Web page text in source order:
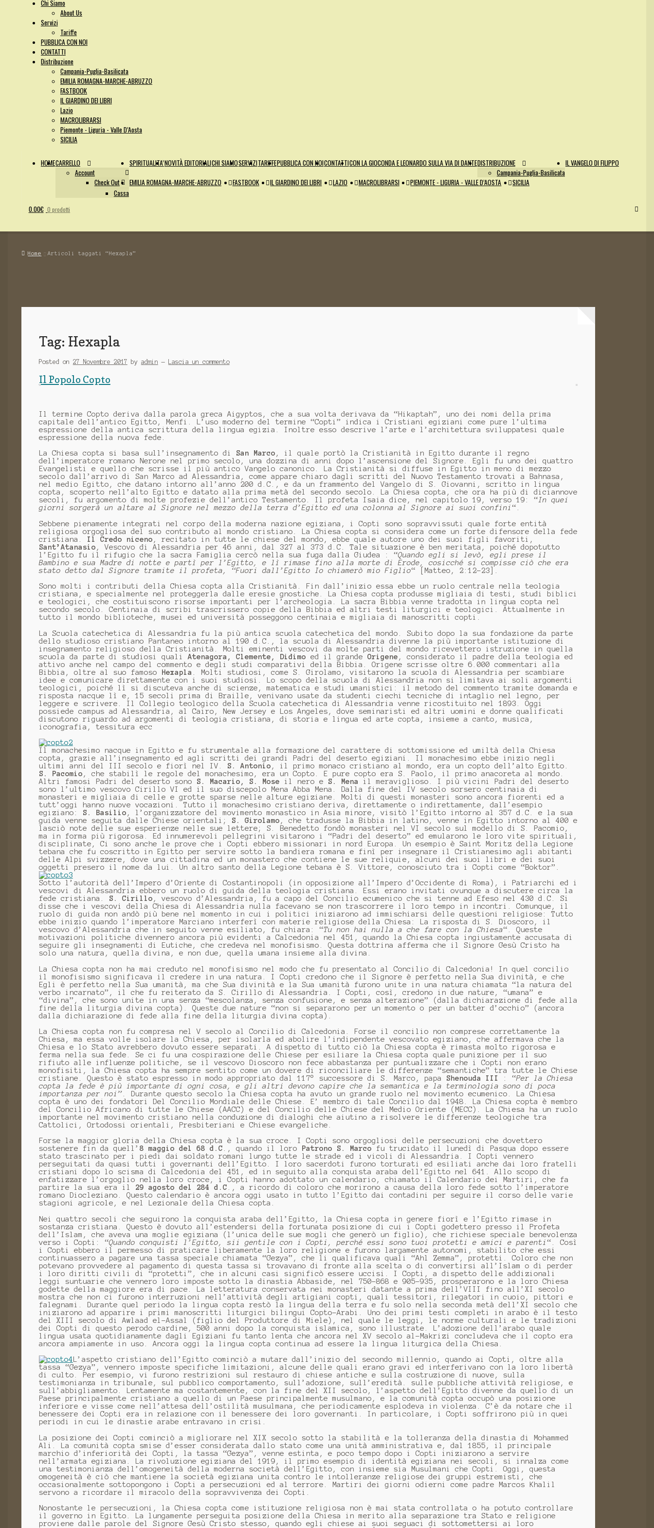
Chi Siamo
About Us
Servizi
Tariffe
PUBBLICA CON NOI
CONTATTI
Distribuzione
Campania-Puglia-Basilicata
EMILIA ROMAGNA-MARCHE-ABRUZZO
FASTBOOK
IL GIARDINO DEI LIBRI
Lazio
MACROLIBRARSI
Piemonte - Liguria - Valle D’Aosta
SICILIA
HOMECARRELLO
Account
Check Out
Cassa
SPIRITUALITA’NOVITÀ EDITORIALICHI SIAMOSERVIZITARIFFEPUBBLICA CON NOICONTATTICON LA GIOCONDA E LEONARDO SULLA VIA DI DANTEDISTRIBUZIONE
Campania-Puglia-Basilicata
IL VANGELO DI FILIPPO
EMILIA ROMAGNA-MARCHE-ABRUZZO
FASTBOOK IL GIARDINO DEI LIBRI LAZIO MACROLIBRARSI PIEMONTE - LIGURIA - VALLE D’AOSTA SICILIA
0.00€ 0 prodotti
Home Articoli taggati “Hexapla”
Tag: Hexapla
Posted on 27 Novembre 2017 by admin — Lascia un commento
Il Popolo Copto
Il termine Copto deriva dalla parola greca Aigyptos, che a sua volta derivava da “Hikaptah”, uno dei nomi della prima
capitale dell’antico Egitto, Menfi. L’uso moderno del termine “Copti” indica i Cristiani egiziani come pure l’ultima
espressione della antica scrittura della lingua egizia. Inoltre esso descrive l’arte e l’architettura sviluppatesi quale
espressione della nuova fede.
La Chiesa copta si basa sull’insegnamento di San Marco , il quale portò la Cristianità in Egitto durante il regno
dell’imperatore romano Nerone nel primo secolo, una dozzina di anni dopo l’ascensione del Signore. Egli fu uno dei quattro
Evangelisti e quello che scrisse il più antico Vangelo canonico. La Cristianità si diffuse in Egitto in meno di mezzo
secolo dall’arrivo di San Marco ad Alessandria, come appare chiaro dagli scritti del Nuovo Testamento trovati a Bahnasa,
nel medio Egitto, che datano intorno all’anno 200 d.C., e da un frammento del Vangelo di S. Giovanni, scritto in lingua
copta, scoperto nell’alto Egitto e datato alla prima metà del secondo secolo. La Chiesa copta, che ora ha più di diciannove
secoli, fu argomento di molte profezie dell’antico Testamento. Il profeta Isaia dice, nel capitolo 19, verso 19: “In quei
giorni sorgerà un altare al Signore nel mezzo della terra d’Egitto ed una colonna al Signore ai suoi confini “.
Sebbene pienamente integrati nel corpo della moderna nazione egiziana, i Copti sono sopravvissuti quale forte entità
religiosa orgogliosa del suo contributo al mondo cristiano. La Chiesa copta si considera come un forte difensore della fede
cristiana. Il Credo niceno , recitato in tutte le chiese del mondo, ebbe quale autore uno dei suoi figli favoriti,
Sant’Atanasio , Vescovo di Alessandria per 46 anni, dal 327 al 373 d.C. Tale situazione è ben meritata, poiché dopotutto
l’Egitto fu il rifugio che la sacra Famiglia cercò nella sua fuga dalla Giudea : “Quando egli si levò, egli prese il
Bambino e sua Madre di notte e partì per l’Egitto, e lì rimase fino alla morte di Erode, cosicché si compisse ciò che era
stato detto dal Signore tramite il profeta, “Fuori dall’Egitto Io chiamerò mio Figlio“ [Matteo, 2:12-23].
Sono molti i contributi della Chiesa copta alla Cristianità. Fin dall’inizio essa ebbe un ruolo centrale nella teologia
cristiana, e specialmente nel proteggerla dalle eresie gnostiche. La Chiesa copta produsse migliaia di testi, studi biblici
e teologici, che costituiscono risorse importanti per l’archeologia. La sacra Bibbia venne tradotta in lingua copta nel
secondo secolo. Centinaia di scribi trascrissero copie della Bibbia ed altri testi liturgici e teologici. Attualmente in
tutto il mondo biblioteche, musei ed università posseggono centinaia e migliaia di manoscritti copti.
La Scuola catechetica di Alessandria fu la più antica scuola catechetica del mondo. Subito dopo la sua fondazione da parte
dello studioso cristiano Pantaneo intorno al 190 d.C., la scuola di Alessandria divenne la più importante istituzione di
insegnamento religioso della Cristianità. Molti eminenti vescovi da molte parti del mondo ricevettero istruzione in quella
scuola da parte di studiosi quali Atenagora, Clemente, Didimo ed il grande Origene , considerato il padre della teologia ed
attivo anche nel campo del commento e degli studi comparativi della Bibbia. Origene scrisse oltre 6.000 commentari alla
Bibbia, oltre al suo famoso
Hexapla
. Molti studiosi, come S. Girolamo, visitarono la scuola di Alessandria per scambiare
idee e comunicare direttamente con i suoi studiosi. Lo scopo della scuola di Alessandria non si limitava ai soli argomenti
teologici, poiché lì si discuteva anche di scienze, matematica e studi umanistici: il metodo del commento tramite domanda e
risposta nacque lì e, 15 secoli prima di Braille, venivano usate da studenti ciechi tecniche di intaglio nel legno, per
leggere e scrivere. Il Collegio teologico della Scuola catechetica di Alessandria venne ricostituito nel 1893. Oggi
possiede campus ad Alessandria, al Cairo, New Jersey e Los Angeles, dove seminaristi ed altri uomini e donne qualificati
discutono riguardo ad argomenti di teologia cristiana, di storia e lingua ed arte copta, insieme a canto, musica,
iconografia, tessitura ecc
Il monachesimo nacque in Egitto e fu strumentale alla formazione del carattere di sottomissione ed umiltà della Chiesa
copta, grazie all’insegnamento ed agli scritti dei grandi Padri del deserto egiziani. Il monachesimo ebbe inizio negli
ultimi anni del III secolo e fiorì nel IV. S. Antonio , il primo monaco cristiano al mondo, era un copto dell’alto Egitto.
S. Pacomio , che stabilì le regole del monachesimo, era un Copto. E pure copto era S. Paolo, il primo anacoreta al mondo.
Altri famosi Padri del deserto sono S. Macario, S. Mose il nero e S. Mena
il meraviglioso. I più vicini Padri del deserto
sono l’ultimo vescovo Cirillo VI ed il suo discepolo Mena Abba Mena. Dalla fine del IV secolo sorsero centinaia di
monasteri e migliaia di celle e grotte sparse nelle alture egiziane. Molti di questi monasteri sono ancora fiorenti ed a
tutt’oggi hanno nuove vocazioni. Tutto il monachesimo cristiano deriva, direttamente o indirettamente, dall’esempio
egiziano: S. Basilio , l’organizzatore del movimento monastico in Asia minore, visitò l’Egitto intorno al 357 d.C. e la sua
guida venne seguita dalle Chiese orientali; S. Girolamo , che tradusse la Bibbia in latino, venne in Egitto intorno al 400 e
lasciò note delle sue esperienze nelle sue lettere; S. Benedetto fondò monasteri nel VI secolo sul modello di S. Pacomio,
ma in forma più rigorosa. Ed innumerevoli pellegrini visitarono i “Padri del deserto” ed emularono le loro vite spirituali,
disciplinate, Ci sono anche le prove che i Copti ebbero missionari in nord Europa. Un esempio è Saint Moritz della Legione
tebana che fu coscritto in Egitto per servire sotto la bandiera romana e finì per insegnare il Cristianesimo agli abitanti
delle Alpi svizzere, dove una cittadina ed un monastero che contiene le sue reliquie, alcuni dei suoi libri e dei suoi
oggetti presero il nome da lui. Un altro santo della Legione tebana è S. Vittore, conosciuto tra i Copti come “Boktor”.
Sotto l’autorità dell’Impero d’Oriente di Costantinopoli (in opposizione all’Impero d’Occidente di Roma), i Patriarchi ed i
vescovi di Alessandria ebbero un ruolo di guida della teologia cristiana. Essi erano invitati ovunque a discutere circa la
fede cristiana. S. Cirillo , vescovo d’Alessandria, fu a capo del Concilio ecumenico che si tenne ad Efeso nel 430 d.C. Si
disse che i vescovi della Chiesa di Alessandria nulla facevano se non trascorrere il loro tempo in incontri. Comunque, il
ruolo di guida non andò più bene nel momento in cui i politici iniziarono ad immischiarsi delle questioni religiose: Tutto
ebbe inizio quando l’imperatore Marciano interferì con materie religiose della Chiesa: La risposta di S. Dioscoro, il
vescovo d’Alessandria che in seguito venne esiliato, fu chiara: “Tu non hai nulla a che fare con la Chiesa“. Queste
motivazioni politiche divennero ancora più evidenti a Calcedonia nel 451, quando la Chiesa copta ingiustamente accusata di
seguire gli insegnamenti di Eutiche, che credeva nel monofisismo. Questa dottrina afferma che il Signore Gesù Cristo ha
solo una natura, quella divina, e non due, quella umana insieme alla divina.
La Chiesa copta non ha mai creduto nel monofisismo nel modo che fu presentato al Concilio di Calcedonia! In quel concilio
il monofisismo significava il credere in una natura. I Copti credono che il Signore è perfetto nella Sua divinità, e che
Egli è perfetto nella Sua umanità, ma che Sua divinità e la Sua umanità furono unite in una natura chiamata “la natura del
verbo incarnato”, il che fu reiterato da S. Cirillo di Alessandria. I Copti, così, credono in due nature, “umana” e
“divina”, che sono unite in una senza “mescolanza, senza confusione, e senza alterazione” (dalla dichiarazione di fede alla
fine della liturgia divina copta). Queste due nature “non si separarono per un momento o per un batter d’occhio” (ancora
dalla dichiarazione di fede alla fine della liturgia divina copta).
La Chiesa copta non fu compresa nel V secolo al Concilio di Calcedonia. Forse il concilio non comprese correttamente la
Chiesa, ma essa volle isolare la Chiesa, per isolarla ed abolire l’indipendente vescovato egiziano, che affermava che la
Chiesa e lo Stato avrebbero dovuto essere separati. A dispetto di tutto ciò la Chiesa copta è rimasta molto rigorosa e
ferma nella sua fede. Se ci fu una cospirazione delle Chiese per esiliare la Chiesa copta quale punizione per il suo
rifiuto alle influenze politiche, se il vescovo Dioscoro non fece abbastanza per puntualizzare che i Copti non erano
monofisiti, la Chiesa copta ha sempre sentito come un dovere di riconciliare le differenze “semantiche” tra tutte le Chiese
cristiane. Questo è stato espresso in modo appropriato dal 117° successore di S. Marco, papa Shenouda III : “Per la Chiesa
copta la fede è più importante di ogni cosa, e gli altri devono capire che la semantica e la terminologia sono di poca
importanza per noi”. Durante questo secolo la Chiesa copta ha avuto un grande ruolo nel movimento ecumenico. La Chiesa
copta è uno dei fondatori Del Concilio Mondiale delle Chiese. E’ membro di tale Concilio dal 1948. La Chiesa copta è membro
del Concilio Africano di tutte le Chiese (AACC) e del Concilio delle Chiese del Medio Oriente (MECC). La Chiesa ha un ruolo
importante nel movimento cristiano nella conduzione di dialoghi che aiutino a risolvere le differenze teologiche tra
Cattolici, Ortodossi orientali, Presbiteriani e Chiese evangeliche.
Forse la maggior gloria della Chiesa copta è la sua croce. I Copti sono orgogliosi delle persecuzioni che dovettero
sostenere fin da quell’ 8 maggio del 68 d.C ., quando il loro Patrono S. Marco fu trucidato il lunedì di Pasqua dopo essere
stato trascinato per i piedi dai soldato romani lungo tutte le strade ed i vicoli di Alessandria. I Copti vennero
perseguitati da quasi tutti i governanti dell’Egitto. I loro sacerdoti furono torturati ed esiliati anche dai loro fratelli
cristiani dopo lo scisma di Calcedonia del 451, ed in seguito alla conquista araba dell’Egitto nel 641. Allo scopo di
enfatizzare l’orgoglio nella loro croce, i Copti hanno adottato un calendario, chiamato il Calendario dei Martiri, che fa
partire la sua era il 29 agosto del 284 d.C ., a ricordo di coloro che morirono a causa della loro fede sotto l’imperatore
romano Diocleziano. Questo calendario è ancora oggi usato in tutto l’Egitto dai contadini per seguire il corso delle varie
stagioni agricole, e nel Lezionale della Chiesa copta.
Nei quattro secoli che seguirono la conquista araba dell’Egitto, la Chiesa copta in genere fiorì e l’Egitto rimase in
sostanza cristiana. Questo è dovuto all’estendersi della fortunata posizione di cui i Copti godettero presso il Profeta
dell’Islam, che aveva una moglie egiziana (l’unica delle sue mogli che generò un figlio), che richiese speciale benevolenza
verso i Copti: “Quando conquisti l’Egitto, sii gentile con i Copti, perché essi sono tuoi protetti e amici e parenti “. Così
i Copti ebbero il permesso di praticare liberamente la loro religione e furono largamente autonomi, stabilito che essi
continuassero a pagare una tassa speciale chiamata “Gezya”, che li qualificava quali “Ahl Zemma”, protetti. Coloro che non
potevano provvedere al pagamento di questa tassa si trovavano di fronte alla scelta o di convertirsi all’Islam o di perder
i loro diritti civili di “protetti”, che in alcuni casi significò essere uccisi. I Copti, a dispetto delle addizionali
leggi suntuarie che vennero loro imposte sotto la dinastia Abbaside, nel 750-868 e 905-935, prosperarono e la loro Chiesa
godette della maggiore era di pace. La letteratura conservata nei monasteri datante a prima dell’VIII fino all’XI secolo
mostra che non ci furono interruzioni nell’attività degli artigiani copti, quali tessitori, rilegatori in cuoio, pittori e
falegnami. Durante quel periodo la lingua copta restò la lingua della terra e fu solo nella seconda metà dell’XI secolo che
iniziarono ad apparire i primi manoscritti liturgici bilingui Copto-Arabi. Uno dei primi testi completi in arabo è il testo
del XIII secolo di Awlaad el-Assal (figlio del Produttore di Miele), nel quale le leggi, le norme culturali e le tradizioni
dei Copti di questo perodo cardine, 500 anni dopo la conquista islamica, sono illustrate. L’adozione dell’arabo quale
lingua usata quotidianamente dagli Egiziani fu tanto lenta che ancora nel XV secolo al-Makrizi concludeva che il copto era
ancora ampiamente in uso. Ancora oggi la lingua copta continua ad essere la lingua liturgica della Chiesa.
L’aspetto cristiano dell’Egitto cominciò a mutare dall’inizio del secondo millennio, quando ai Copti, oltre alla
tassa “Gezya”, vennero imposte specifiche limitazioni, alcune delle quali erano gravi ed interferivano con la loro libertà
di culto. Per esempio, vi furono restrizioni sul restauro di chiese antiche e sulla costruzione di nuove, sulla
testimonianza in tribunale, sul pubblico comportamento, sull’adozione, sull’eredità. sulle pubbliche attività religiose, e
sull’abbigliamento. Lentamente ma costantemente, con la fine del XII secolo, l’aspetto dell’Egitto divenne da quello di un
Paese principalmente cristiano a quello di un Paese principalmente musulmano, e la comunità copta occupò una posizione
inferiore e visse come nell’attesa dell’ostilità musulmana, che periodicamente esplodeva in violenza. C’è da notare che il
benessere dei Copti era in relazione con il benessere dei loro governanti. In particolare, i Copti soffrirono più in quei
periodi in cui le dinastie arabe entravano in crisi.
La posizione dei Copti cominciò a migliorare nel XIX secolo sotto la stabilità e la tolleranza della dinastia di Mohammed
Ali. La comunità copta smise d’esser considerata dallo stato come una unità amministrativa e, dal 1855, il principale
marchio d’inferiorità dei Copti, la tassa “Gezya”, venne estinta, e poco tempo dopo i Copti iniziarono a servire
nell’armata egiziana. La rivoluzione egiziana del 1919, il primo esempio di identità egiziana nei secoli, si innalza come
una testimonianza dell’omogeneità della moderna società dell’Egitto, con insieme sia Musulmani che Copti. Oggi, questa
omogeneità è ciò che mantiene la società egiziana unita contro le intolleranze religiose dei gruppi estremisti, che
occasionalmente sottopongono i Copti a persecuzioni ed al terrore. Martiri dei giorni odierni come padre Marcos Khalil
servono a ricordare il miracolo della sopravvivenza dei Copti.
Nonostante le persecuzioni, la Chiesa copta come istituzione religiosa non è mai stata controllata o ha potuto controllare
il governo in Egitto. La lungamente perseguita posizione della Chiesa in merito alla separazione tra Stato e religione
proviene dalle parole del Signore Gesù Cristo stesso, quando egli chiese ai suoi seguaci di sottomettersi ai loro